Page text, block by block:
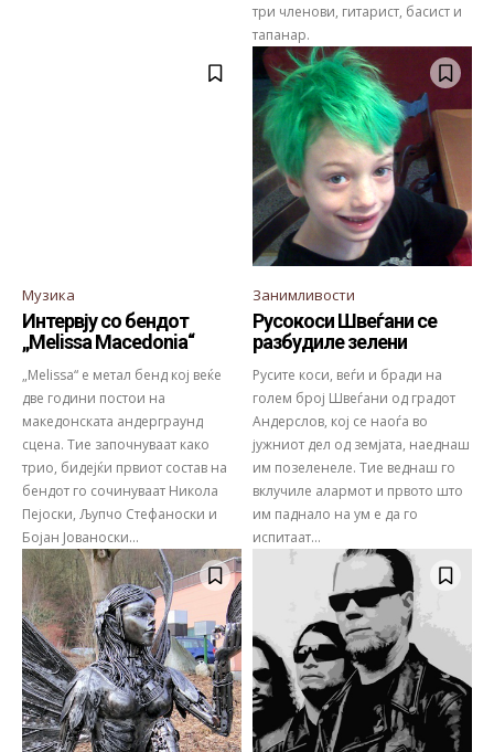
три членови, гитарист, басист и
тапанар.
Музика
Интервју со бендот
„Melissa Macedonia“
„Melissa“ е метал бенд кој веќе
две години постои на
македонската андерграунд
сцена. Тие започнуваат како
трио, бидејќи првиот состав на
бендот го сочинуваат Никола
Пејоски, Љупчо Стефаноски и
Бојан Јованоски...
Занимливости
Русокоси Швеѓани се
разбудиле зелени
Русите коси, веѓи и бради на
голем број Швеѓани од градот
Андерслов, кој се наоѓа во
јужниот дел од земјата, наеднаш
им позеленеле. Тие веднаш го
вклучиле алармот и првото што
им паднало на ум е да го
испитаат...